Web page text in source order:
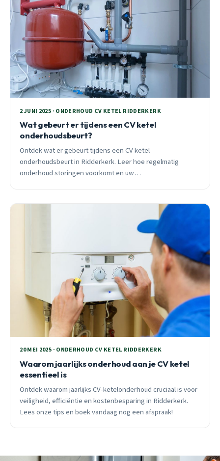
2 JUNI 2025 · ONDERHOUD CV KETEL RIDDERKERK
Wat gebeurt er tijdens een CV ketel
onderhoudsbeurt?
Ontdek wat er gebeurt tijdens een CV ketel
onderhoudsbeurt in Ridderkerk. Leer hoe regelmatig
onderhoud storingen voorkomt en uw
20 MEI 2025 · ONDERHOUD CV KETEL RIDDERKERK
Waarom jaarlijks onderhoud aan je CV ketel
essentieel is
Ontdek waarom jaarlijks CV-ketelonderhoud cruciaal is voor
veiligheid, efficiëntie en kostenbesparing in Ridderkerk.
Lees onze tips en boek vandaag nog een afspraak!